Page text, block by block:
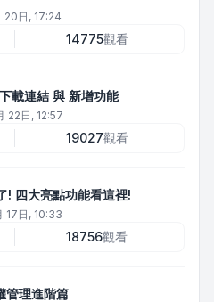
20日, 17:24
14775觀看
載連結 與 新增功能
22日, 12:57
19027觀看
四大亮點功能看這裡!
17日, 10:33
18756觀看
理進階篇